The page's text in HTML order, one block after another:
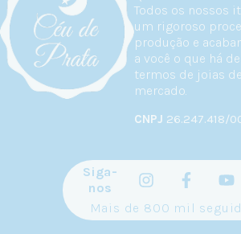
Todos os nossos
um rigoroso
produção e
a você o que há
termos de joias
mercado.
CNPJ 26.247.418/
Siga-
nos
Mais de 800 mil